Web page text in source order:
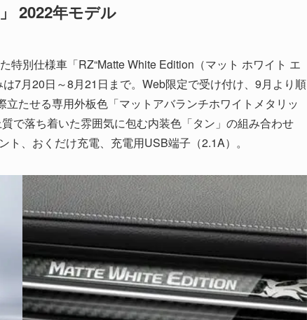
2022年モデル
特別仕様車「RZ“Matte White Edition（マット ホワイト エ
7月20日～8月21日まで。Web限定で受け付け、9月より順
たせる専用外板色「マットアバランチホワイトメタリッ
で落ち着いた雰囲気に包む内装色「タン」の組み合わせ
ト、おくだけ充電、充電用USB端子（2.1A）。